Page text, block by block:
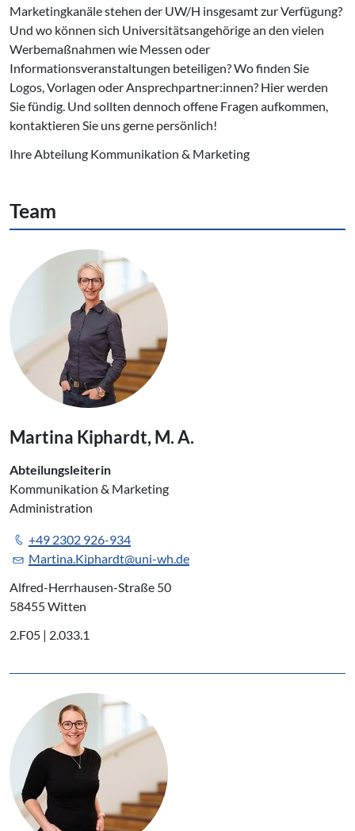
Marketingkanäle stehen der UW/H insgesamt zur Verfügung?
Und wo können sich Universitätsangehörige an den vielen
Werbemaßnahmen wie Messen oder
Informationsveranstaltungen beteiligen? Wo finden Sie
Logos, Vorlagen oder Ansprechpartner:innen? Hier werden
Sie fündig. Und sollten dennoch offene Fragen aufkommen,
kontaktieren Sie uns gerne persönlich!
Ihre Abteilung Kommunikation & Marketing
Team
Martina Kiphardt, M. A.
Abteilungsleiterin
Kommunikation & Marketing
Administration
+49 2302 926-934
Martina.Kiphardt@uni-wh.de
Alfred-Herrhausen-Straße 50
58455 Witten
2.F05 | 2.033.1